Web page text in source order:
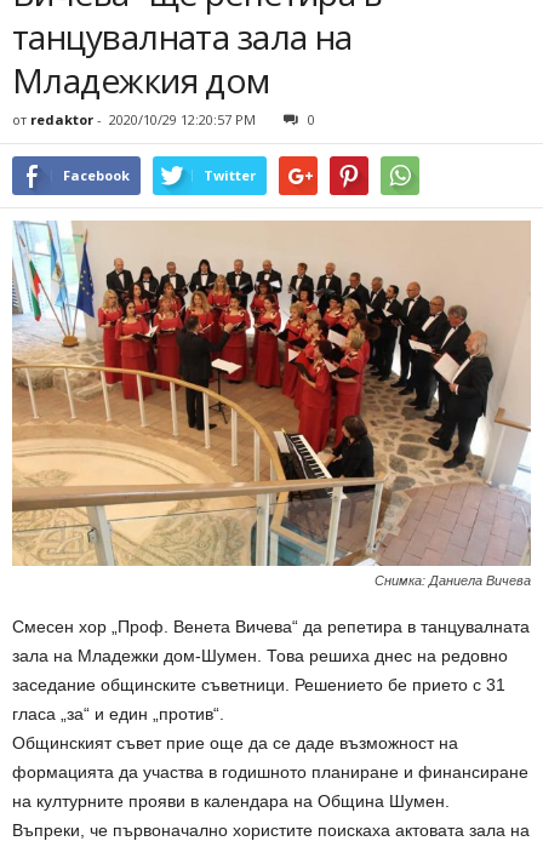
танцувалната зала на
Младежкия дом
от redaktor - 2020/10/29 12:20:57 PM 0
Facebook Twitter
Снимка: Даниела Вичева
Смесен хор „Проф. Венета Вичева“ да репетира в танцувалната
зала на Младежки дом-Шумен. Това решиха днес на редовно
заседание общинските съветници. Решението бе прието с 31
гласа „за“ и един „против“.
Общинският съвет прие още да се даде възможност на
формацията да участва в годишното планиране и финансиране
на културните прояви в календара на Община Шумен.
Въпреки, че първоначално хористите поискаха актовата зала на